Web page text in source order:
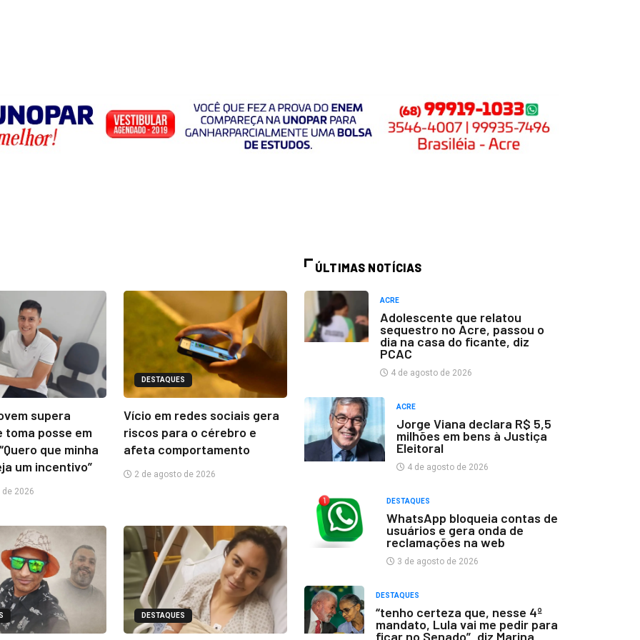
supera
toma posse em
que minha
um incentivo”
2026
DESTAQUES
Vício em redes sociais gera
riscos para o cérebro e
afeta comportamento
2 de agosto de 2026
DESTAQUES
ÚLTIMAS NOTÍCIAS
ACRE
Adolescente que relatou
sequestro no Acre, passou o
dia na casa do ficante, diz
PCAC
4 de agosto de 2026
ACRE
Jorge Viana declara R$ 5,5
milhões em bens à Justiça
Eleitoral
4 de agosto de 2026
DESTAQUES
WhatsApp bloqueia contas de
usuários e gera onda de
reclamações na web
3 de agosto de 2026
DESTAQUES
“tenho certeza que, nesse 4º
mandato, Lula vai me pedir para
ficar no Senado”, diz Marina